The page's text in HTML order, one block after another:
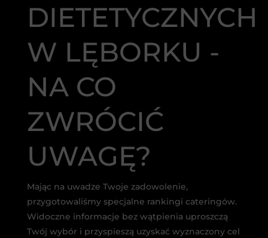
DIETETYCZNYCH
W LĘBORKU -
NA CO
ZWRÓCIĆ
UWAGĘ?
Mając na uwadze Twoje zadowolenie,
przygotowaliśmy specjalne rankingi cateringów.
Widoczne informacje bez wątpienia uproszczą
Twój wybór i przyspieszą uzyskać wyznaczony cel